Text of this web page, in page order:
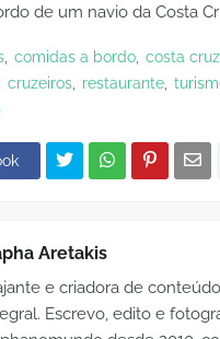
de um navio da Costa
comidas a bordo costa
cruzeiros restaurante
Aretakis
e criadora de
Escrevo, edito e